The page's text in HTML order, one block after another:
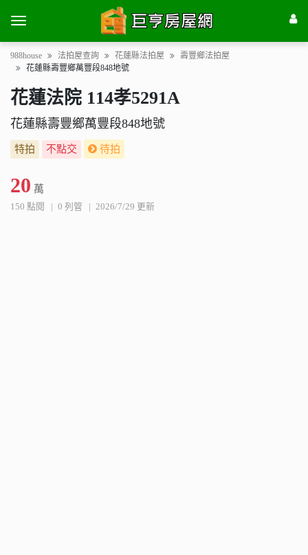
988house 法拍屋查詢 花蓮縣法拍屋
壽豐鄉法拍屋
花蓮縣壽豐鄉萬豐段848地號
花蓮法院 114孝5291A
花蓮縣壽豐鄉萬豐段848地號
特拍 不點交 待拍
20 萬
150 點閱 0 列管 2026/7/29 更新